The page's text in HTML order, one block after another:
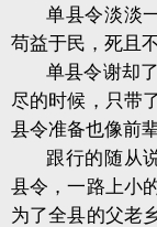
单县令淡淡
苟益于民，死且
单县令谢却
尽的时候，只带
县令准备也像前
跟行的随从
县令，一路上小
为了全县的父老